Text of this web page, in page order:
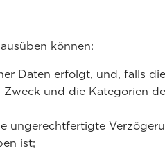
können:
Daten erfolgt, und, falls
und die Kategorien
ungerechtfertigte
ist;